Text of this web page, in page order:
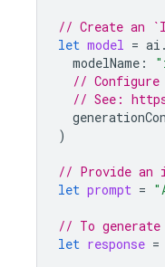
// Create an
let model = ai .
modelName :
// Configure
// See:
)
// Provide an
let prompt =
// To
let response =